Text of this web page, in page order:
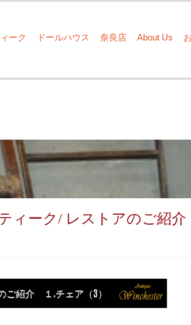
ィーク ドールハウス 奈良店 About Us
ィーク/ レストアのご紹
ご紹介 １.チェア（3）